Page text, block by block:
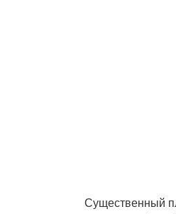
Существенный